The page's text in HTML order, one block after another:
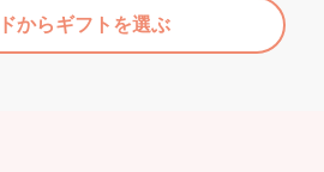
からギフトを選ぶ